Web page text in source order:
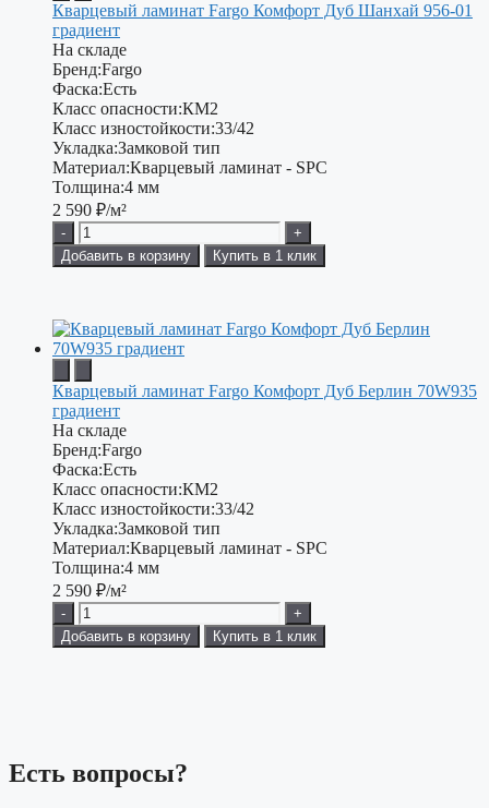
Кварцевый ламинат Fargo Комфорт Дуб Шанхай 956-01
градиент
На складе
Бренд:Fargo
Фаска:Есть
Класс опасности:КМ2
Класс изностойкости:33/42
Укладка:Замковой тип
Материал:Кварцевый ламинат - SPC
Толщина:4 мм
2 590 ₽/м²
-
+
Добавить в корзину
Купить в 1 клик
Кварцевый ламинат Fargo Комфорт Дуб Берлин 70W935
градиент
На складе
Бренд:Fargo
Фаска:Есть
Класс опасности:КМ2
Класс изностойкости:33/42
Укладка:Замковой тип
Материал:Кварцевый ламинат - SPC
Толщина:4 мм
2 590 ₽/м²
-
+
Добавить в корзину
Купить в 1 клик
Есть вопросы?